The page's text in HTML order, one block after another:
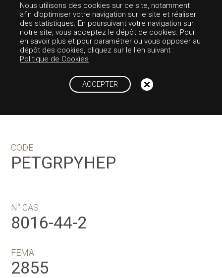
PARFUMS-FLORALE
PETITGRAIN HUIL
E ESSENTIELLE P
ARAGUAY
Nous utilisons des cookies sur ce site, notamment
afin d’optimiser votre navigation sur le site et réaliser
des statistiques. En poursuivant votre navigation sur
notre site, vous acceptez le dépôt de cookies. Pour
en savoir plus et pour paramétrer ou vous opposer au
dépôt des cookies, cliquez sur le lien suivant :
Politique de Cookies
ACCEPTER
CODE
PETGRPYHEP
N° CAS
8016-44-2
FEMA
2855